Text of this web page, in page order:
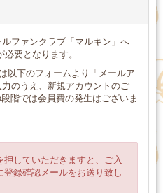
ファンクラブ「マルキン」へ
要となります。
以下のフォームより「メールア
のうえ、新規アカウントのご
階では会員費の発生はございま
していただきますと、ご入
録確認メールをお送り致し